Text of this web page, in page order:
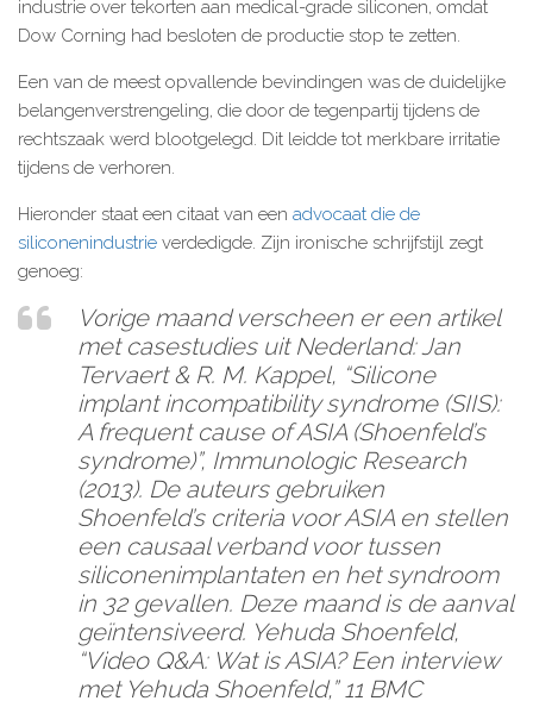
industrie over tekorten aan medical-grade siliconen, omdat
Dow Corning had besloten de productie stop te zetten.
Een van de meest opvallende bevindingen was de duidelijke
belangenverstrengeling, die door de tegenpartij tijdens de
rechtszaak werd blootgelegd. Dit leidde tot merkbare irritatie
tijdens de verhoren.
Hieronder staat een citaat van een advocaat die de
siliconenindustrie verdedigde. Zijn ironische schrijfstijl zegt
genoeg:
Vorige maand verscheen er een artikel
met casestudies uit Nederland: Jan
Tervaert & R. M. Kappel, “Silicone
implant incompatibility syndrome (SIIS):
A frequent cause of ASIA (Shoenfeld’s
syndrome)”, Immunologic Research
(2013). De auteurs gebruiken
Shoenfeld’s criteria voor ASIA en stellen
een causaal verband voor tussen
siliconenimplantaten en het syndroom
in 32 gevallen. Deze maand is de aanval
geïntensiveerd. Yehuda Shoenfeld,
“Video Q&A: Wat is ASIA? Een interview
met Yehuda Shoenfeld,” 11 BMC